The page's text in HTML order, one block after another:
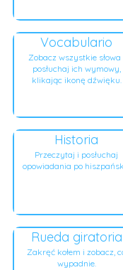
Vocabulario
Zobacz wszystkie słowa
posłuchaj ich wymowy,
klikając ikonę dźwięku.
Historia
Przeczytaj i posłuchaj
opowiadania po
Rueda giratoria
Zakręć kołem i zobacz,
wypadnie.